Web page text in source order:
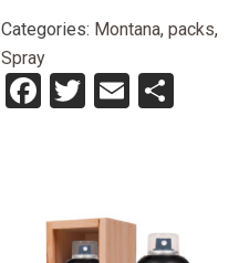
water
based
Categories: Montana, packs,
Spray
Facebook
Twitter
Email